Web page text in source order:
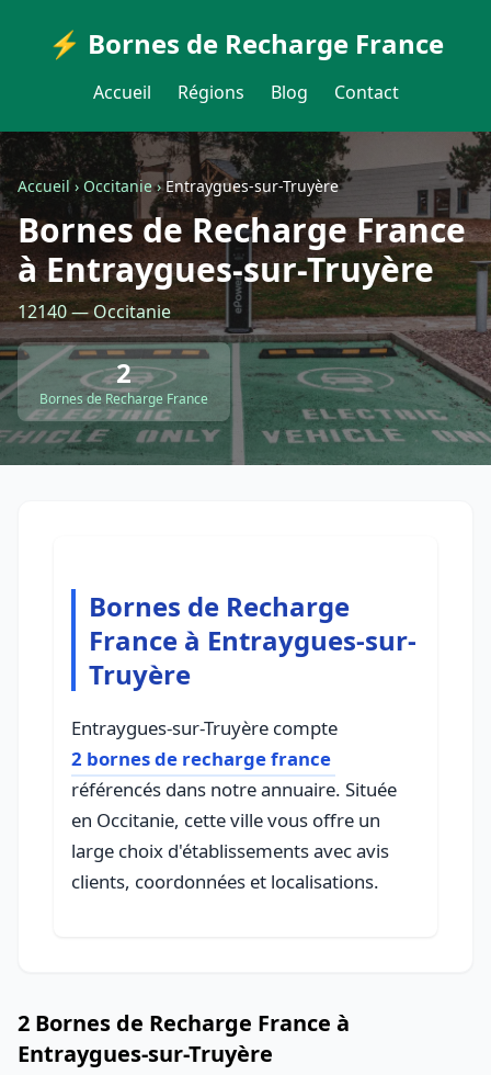
⚡ Bornes de Recharge France
Accueil Régions Blog Contact
Accueil›Occitanie›Entraygues-sur-Truyère
Bornes de Recharge France
à Entraygues-sur-Truyère
12140 — Occitanie
2
Bornes de Recharge France
Bornes de Recharge
France à Entraygues-sur-
Truyère
Entraygues-sur-Truyère compte
2 bornes de recharge france
référencés dans notre annuaire. Située
en Occitanie, cette ville vous offre un
large choix d'établissements avec avis
clients, coordonnées et localisations.
2 Bornes de Recharge France à
Entraygues-sur-Truyère